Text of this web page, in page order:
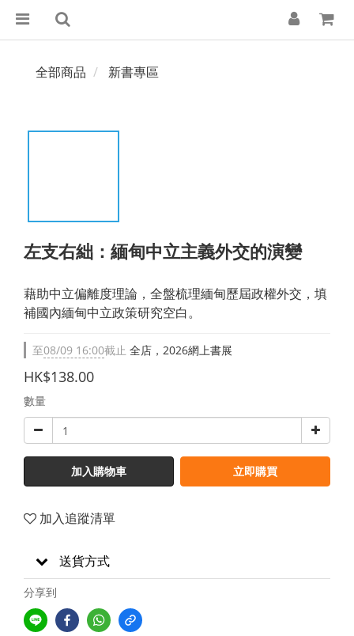
全部商品 新書專區
左支右絀：緬甸中立主義外交的演變
藉助中立偏離度理論，全盤梳理緬甸歷屆政權外交，填
補國內緬甸中立政策研究空白。
至08/09 16:00截止 全店，2026網上書展
HK$138.00
數量
加入購物車 立即購買
加入追蹤清單
送貨方式
分享到